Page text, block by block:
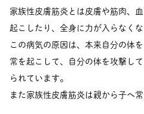
家族性皮膚筋炎とは皮膚や筋肉、
起こしたり、全身に力が入らなくな
この病気の原因は、本来自分の体
常を起こして、自分の体を攻撃し
られています。
また家族性皮膚筋炎は親から子へ